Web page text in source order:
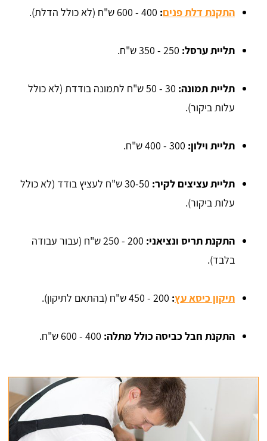
התקנת דלת פנים:
תליית ערסל:
תליית תמונה:
30 - 50 ש"ח לתמונה בודדת (לא כולל
עלות ביקור).
תליית וילון:
תליית עציצים לקיר:
30-50 ש"ח לעציץ בודד (לא כולל
עלות ביקור).
התקנת תריס ונציאני:
200 - 250 ש"ח (עבור עבודה
בלבד).
תיקון כיסא עץ:
התקנת חבל כביסה כולל מתלה: